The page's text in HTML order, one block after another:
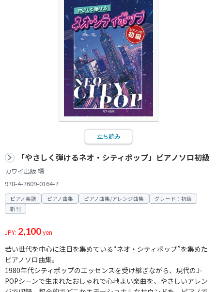
立ち読み
「やさしく弾けるネオ・シティポップ」ピアノソロ初級
カワイ出版 編
978-4-7609-0164-7
ピアノ楽譜 ピアノ曲集 ピアノ曲集/アレンジ曲集
グレード：初級
新刊
JPY: 2,100yen
若い世代を中心に注目を集めている“ネオ・シティポップ”を集めた
ピアノソロ曲集。
1980年代シティポップのエッセンスを受け継ぎながら、現代のJ-
POPシーンで生まれたおしゃれで心地よい楽曲を、やさしいアレン